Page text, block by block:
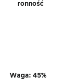
Ronność
Waga: 45%